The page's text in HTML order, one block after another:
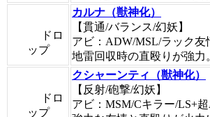
ドロ
ップ
カルナ（獣神化）
【貫通/バランス/幻妖】
アビ：ADW/MSL/ラック
地雷回収時の直殴りが強力
ドロ
ップ
クシャーンティ（獣神化）
【反射/砲撃/幻妖】
アビ：MSM/Cキラー/LS+